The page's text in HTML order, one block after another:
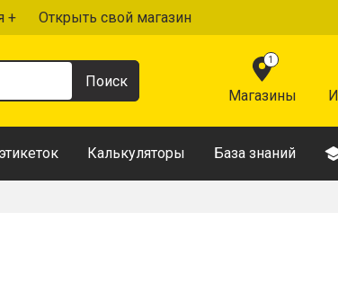
+ Открыть свой магазин
1
Магазины
Калькуляторы База знаний